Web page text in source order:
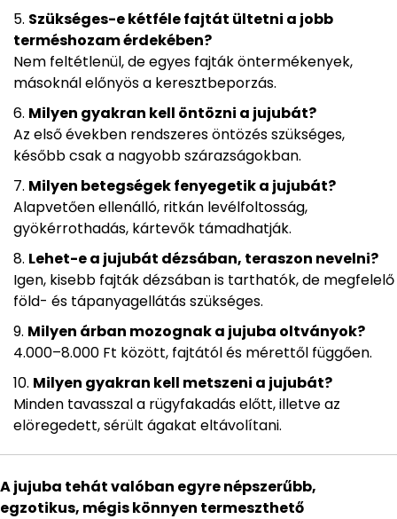
Szükséges-e kétféle fajtát ültetni a jobb
terméshozam érdekében?
Nem feltétlenül, de egyes fajták öntermékenyek,
másoknál előnyös a keresztbeporzás.
Milyen gyakran kell öntözni a jujubát?
Az első években rendszeres öntözés szükséges,
később csak a nagyobb szárazságokban.
Milyen betegségek fenyegetik a jujubát?
Alapvetően ellenálló, ritkán levélfoltosság,
gyökérrothadás, kártevők támadhatják.
Lehet-e a jujubát dézsában, teraszon nevelni?
Igen, kisebb fajták dézsában is tarthatók, de megfelelő
föld- és tápanyagellátás szükséges.
Milyen árban mozognak a jujuba oltványok?
4.000–8.000 Ft között, fajtától és mérettől függően.
Milyen gyakran kell metszeni a jujubát?
Minden tavasszal a rügyfakadás előtt, illetve az
elöregedett, sérült ágakat eltávolítani.
A jujuba tehát valóban egyre népszerűbb,
egzotikus, mégis könnyen termeszthető